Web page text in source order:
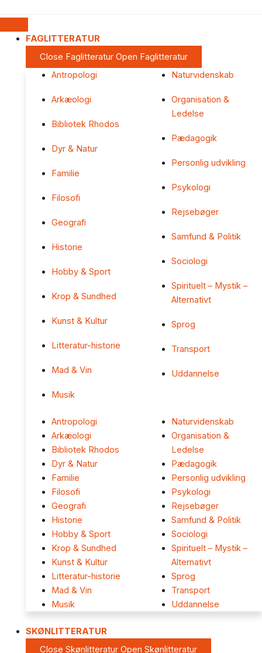
FAGLITTERATUR
Close Faglitteratur Open Faglitteratur
Antropologi
Arkæologi
Bibliotek Rhodos
Dyr & Natur
Familie
Filosofi
Geografi
Historie
Hobby & Sport
Krop & Sundhed
Kunst & Kultur
Litteratur-historie
Mad & Vin
Musik
Naturvidenskab
Organisation &
Ledelse
Pædagogik
Personlig udvikling
Psykologi
Rejsebøger
Samfund & Politik
Sociologi
Spirituelt – Mystik –
Alternativt
Sprog
Transport
Uddannelse
Antropologi
Arkæologi
Bibliotek Rhodos
Dyr & Natur
Familie
Filosofi
Geografi
Historie
Hobby & Sport
Krop & Sundhed
Kunst & Kultur
Litteratur-historie
Mad & Vin
Musik
Naturvidenskab
Organisation &
Ledelse
Pædagogik
Personlig udvikling
Psykologi
Rejsebøger
Samfund & Politik
Sociologi
Spirituelt – Mystik –
Alternativt
Sprog
Transport
Uddannelse
SKØNLITTERATUR
Close Skønlitteratur Open Skønlitteratur